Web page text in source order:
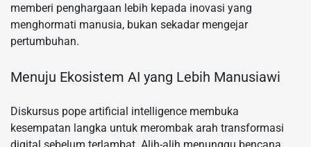
memberi penghargaan lebih kepada inovasi yang
menghormati manusia, bukan sekadar mengejar
pertumbuhan.
Menuju Ekosistem AI yang Lebih Manusiawi
Diskursus pope artificial intelligence membuka
kesempatan langka untuk merombak arah transformasi